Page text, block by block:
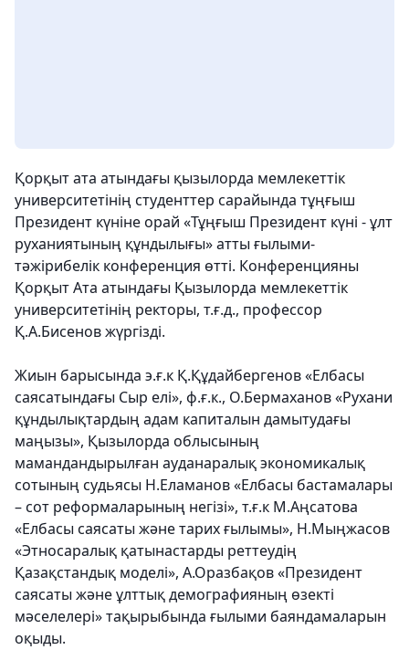
Қорқыт ата атындағы қызылорда мемлекеттік
университетінің студенттер сарайында тұңғыш
Президент күніне орай «Тұңғыш Президент күні - ұлт
руханиятының құндылығы» атты ғылыми-
тәжірибелік конференция өтті. Конференцияны
Қорқыт Ата атындағы Қызылорда мемлекеттік
университетінің ректоры, т.ғ.д., профессор
Қ.А.Бисенов жүргізді.
Жиын барысында э.ғ.к Қ.Құдайбергенов «Елбасы
саясатындағы Сыр елі», ф.ғ.к., О.Бермаханов «Рухани
құндылықтардың адам капиталын дамытудағы
маңызы», Қызылорда облысының
мамандандырылған ауданаралық экономикалық
сотының судьясы Н.Еламанов «Елбасы бастамалары
– сот реформаларының негізі», т.ғ.к М.Аңсатова
«Елбасы саясаты және тарих ғылымы», Н.Мыңжасов
«Этносаралық қатынастарды реттеудің
Қазақстандық моделі», А.Оразбақов «Президент
саясаты және ұлттық демографияның өзекті
мәселелері» тақырыбында ғылыми баяндамаларын
оқыды.